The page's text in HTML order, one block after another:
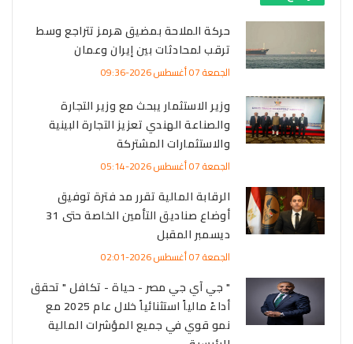
حركة الملاحة بمضيق هرمز تتراجع وسط
ترقب لمحادثات بين إيران وعمان
الجمعة 07 أغسطس 2026-09:36
وزير الاستثمار يبحث مع وزير التجارة
والصناعة الهندي تعزيز التجارة البينية
والاستثمارات المشتركة
الجمعة 07 أغسطس 2026-05:14
الرقابة المالية تقرر مد فترة توفيق
أوضاع صناديق التأمين الخاصة حتى 31
ديسمبر المقبل
الجمعة 07 أغسطس 2026-02:01
" جي آي جي مصر - حياة - تكافل " تحقق
أداءً مالياً استثنائياً خلال عام 2025 مع
نمو قوي في جميع المؤشرات المالية